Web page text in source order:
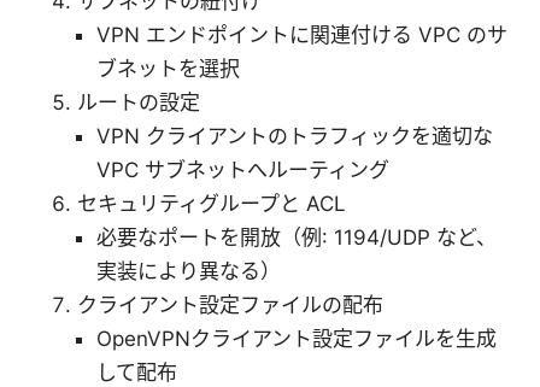
VPN エンドポイントに関連付ける VPC のサ
ブネットを選択
ルートの設定
VPN クライアントのトラフィックを適切な
VPC サブネットへルーティング
セキュリティグループと ACL
必要なポートを開放（例: 1194/UDP など、
実装により異なる）
クライアント設定ファイルの配布
OpenVPNクライアント設定ファイルを生成
して配布